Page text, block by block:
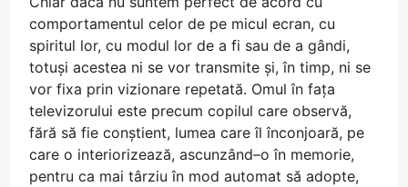
comportamentul celor de pe micul ecran, cu
spiritul lor, cu modul lor de a fi sau de a gândi,
totuși acestea ni se vor transmite și, în timp, ni se
vor fixa prin vizionare repetată. Omul în fața
televizorului este precum copilul care observă,
fără să fie conștient, lumea care îl înconjoară, pe
care o interiorizează, ascunzând–o în memorie,
pentru ca mai târziu în mod automat să adopte,